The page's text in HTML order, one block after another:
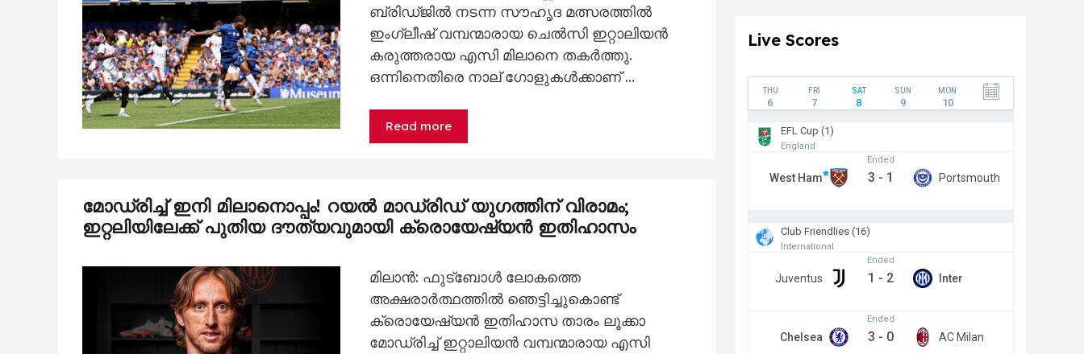
ബ്രിഡ്ജിൽ നടന്ന സൗഹൃദ മത്സരത്തിൽ
ഇംഗ്ലീഷ് വമ്പന്മാരായ ചെൽസി ഇറ്റാലിയൻ
കരുത്തരായ എസി മിലാനെ തകർത്തു.
ഒന്നിനെതിരെ നാല് ഗോളുകൾക്കാണ് …
Read more
മോഡ്രിച്ച് ഇനി മിലാനൊപ്പം! റയൽ മാഡ്രിഡ് യുഗത്തിന് വിരാമം;
ഇറ്റലിയിലേക്ക് പുതിയ ദൗത്യവുമായി ക്രൊയേഷ്യൻ ഇതിഹാസം
മിലാൻ: ഫുട്ബോൾ ലോകത്തെ
അക്ഷരാർത്ഥത്തിൽ ഞെട്ടിച്ചുകൊണ്ട്
ക്രൊയേഷ്യൻ ഇതിഹാസ താരം ലൂക്കാ
മോഡ്രിച്ച് ഇറ്റാലിയൻ വമ്പന്മാരായ എസി
Live Scores
THU
6
FRI
7
SAT
8
SUN
9
MON
10
EFL Cup (1)
England
West Ham
Ended
3 - 1 Portsmouth
Club Friendlies (16)
International
Juventus
Ended
1 - 2 Inter
Chelsea
Ended
3 - 0 AC Milan